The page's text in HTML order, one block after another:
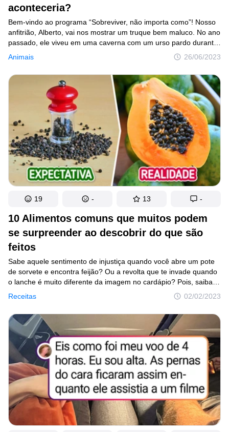
aconteceria?
Animais 26/06/2023
Bem-vindo ao programa “Sobreviver, não importa como”! Nosso
anfitrião, Alberto, vai nos mostrar um truque bem maluco. No ano
passado, ele viveu em uma caverna com um urso pardo durante
dois meses e conseguiu sobreviver. Lembra como Alberto
se lambuzou de carne e pulou numa piscina com piranhas?
Espero que você não tenha se esquecido de como ele grelhou
um churrasco num vulcão em atividade!
10 Alimentos comuns que muitos podem
se surpreender ao descobrir do que são
feitos
Receitas 02/02/2023
Sabe aquele sentimento de injustiça quando você abre um pote
de sorvete e encontra feijão? Ou a revolta que te invade quando
o lanche é muito diferente da imagem no cardápio? Pois, saiba
que isso não é nada quando descobrimos do que a indústria
alimentícia e os restaurantes são capazes para nos iludir. Com
este artigo, queremos abrir os seus olhos para a verdade
e mostrar o que há por trás de alguns alimentos que são, sim,
deliciosos, mas adoram nos enganar.
19 - 13 -